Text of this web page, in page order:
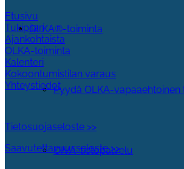
OLKA®-toiminta
Pyydä OLKA-vapaaehtoinen
OIVA-tietopalvelu
Etusivu
Tukipilari
Ajankohtaista
OLKA-toiminta
Kalenteri
Kokoontumistilan varaus
Yhteystiedot
Tietosuojaseloste >>
Saavutettavuusseloste >>